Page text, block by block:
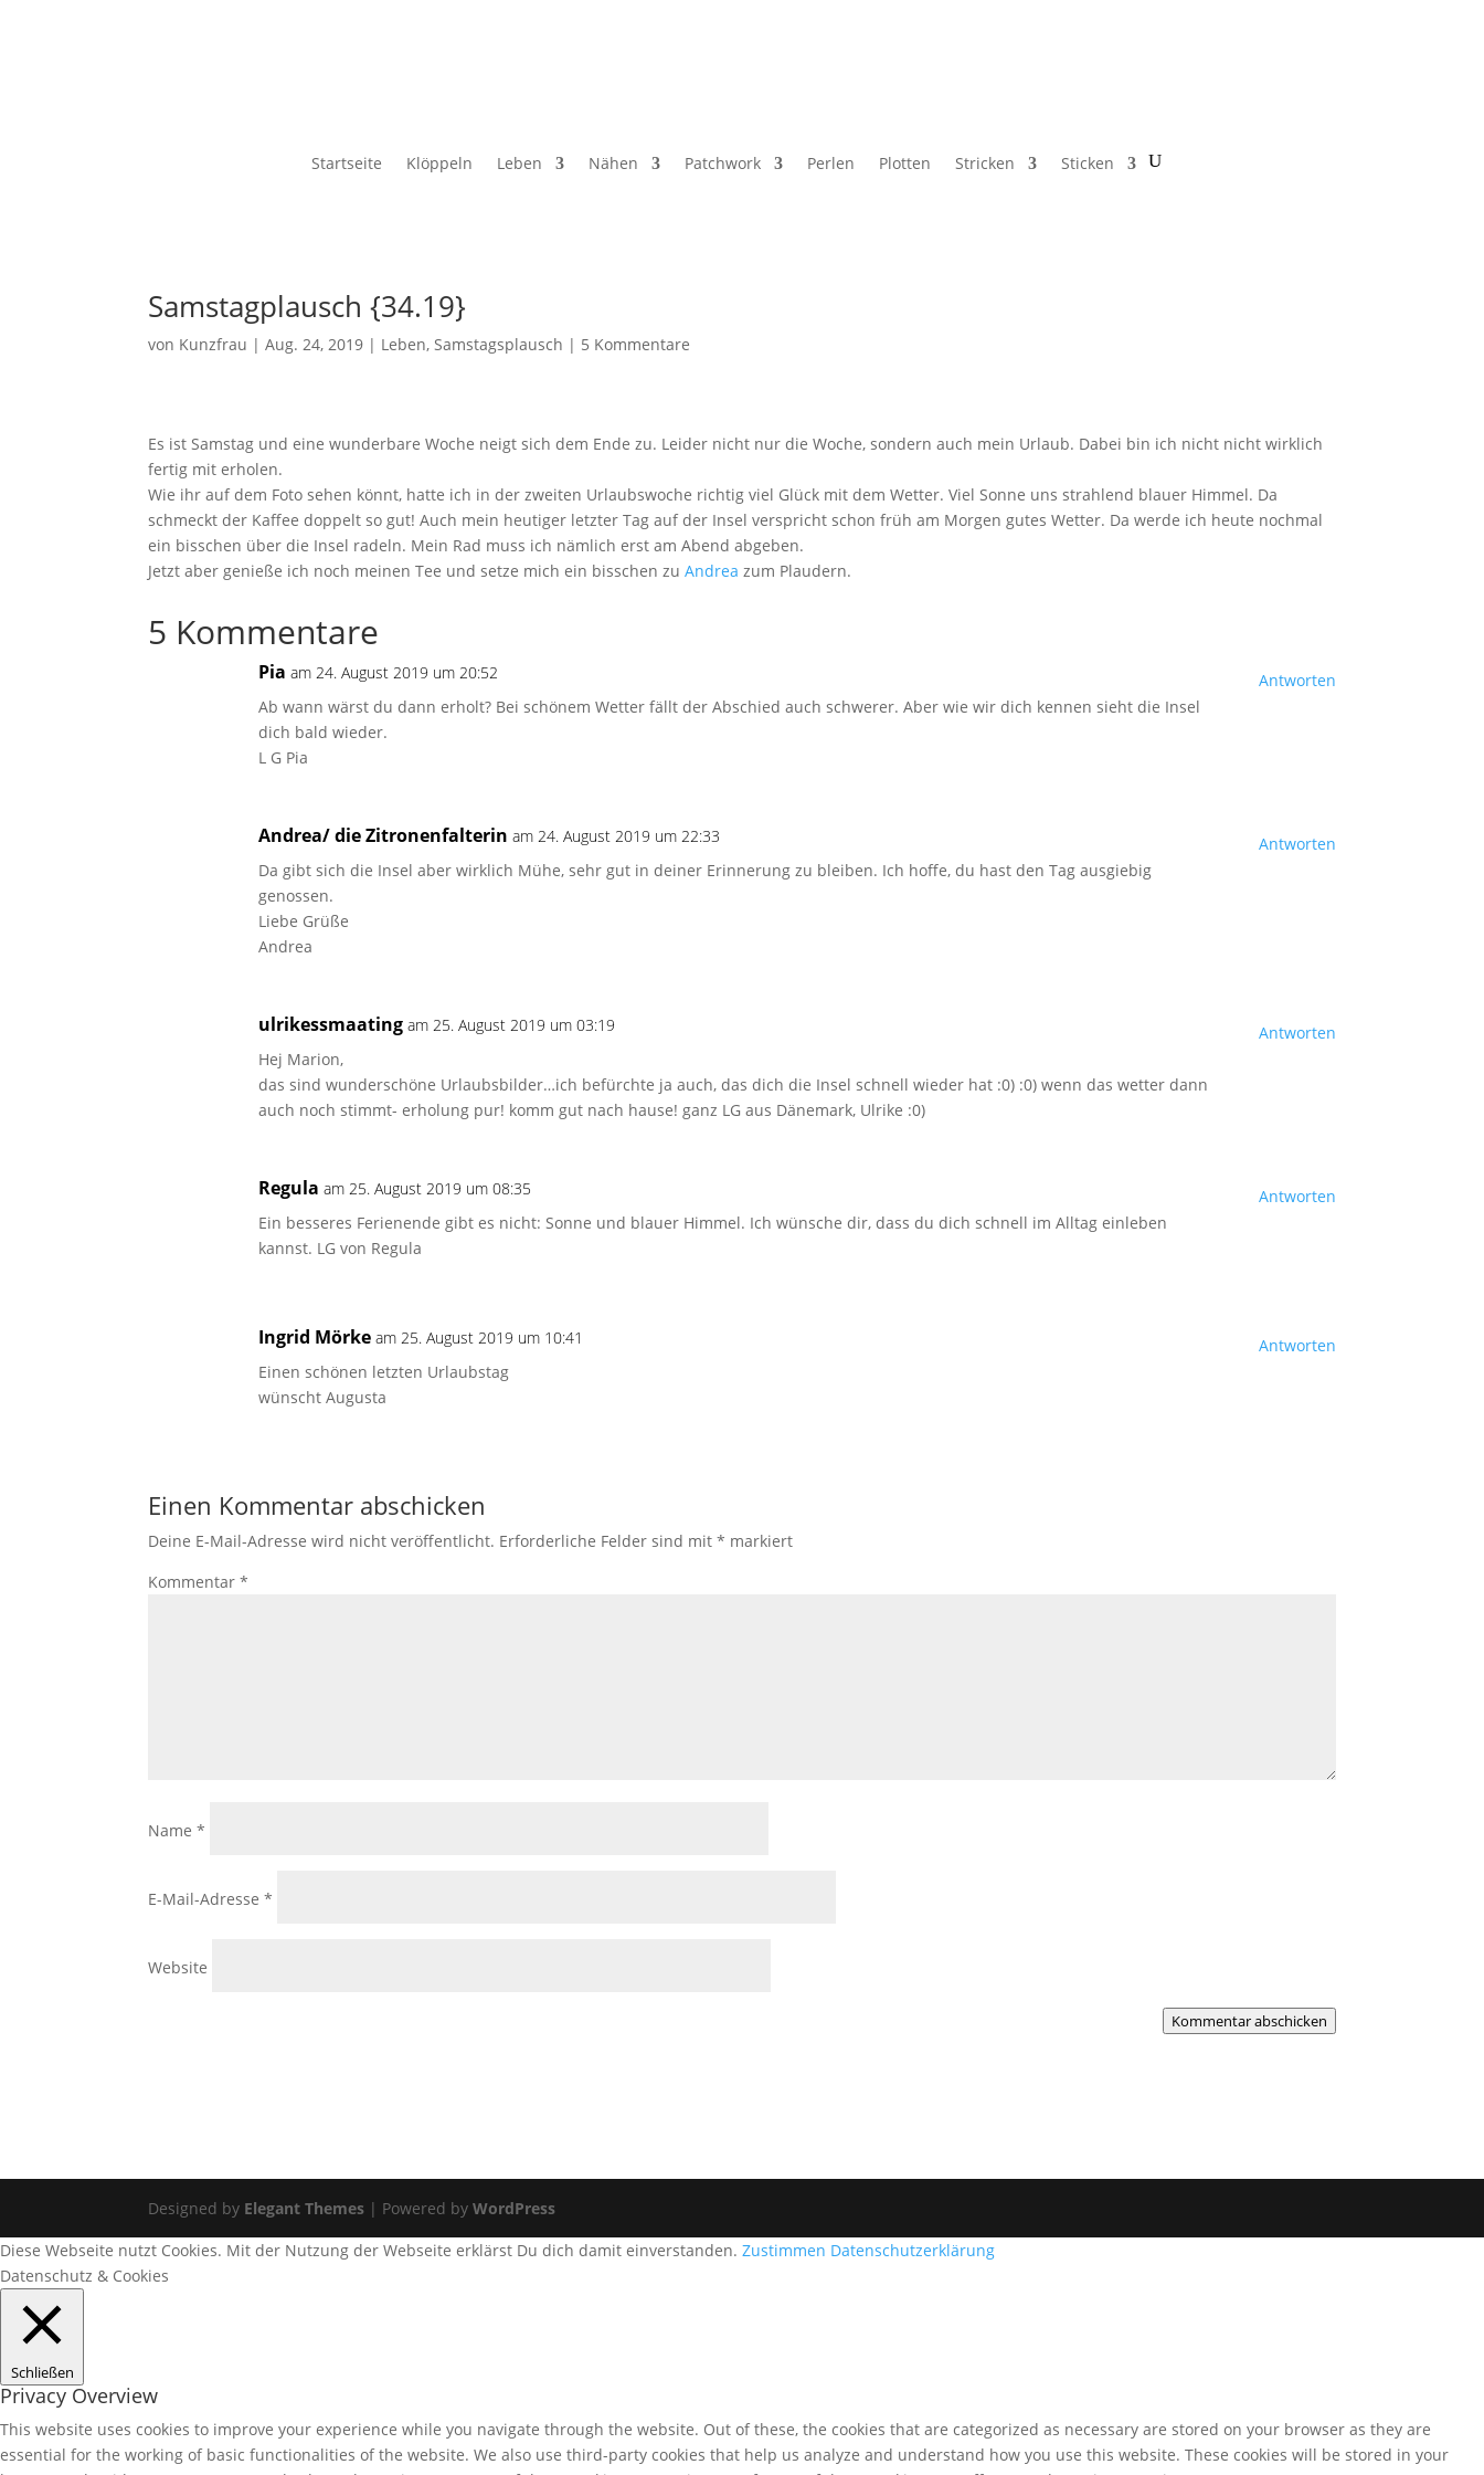
Startseite Klöppeln Leben Nähen Patchwork Perlen Plotten Stricken Sticken
Samstagplausch {34.19}
von Kunzfrau |Aug. 24, 2019 | Leben,Samstagsplausch | 5 Kommentare
Es ist Samstag und eine wunderbare Woche neigt sich dem Ende zu. Leider nicht nur die Woche, sondern auch mein Urlaub. Dabei bin ich nicht nicht wirklich
fertig mit erholen.
Wie ihr auf dem Foto sehen könnt, hatte ich in der zweiten Urlaubswoche richtig viel Glück mit dem Wetter. Viel Sonne uns strahlend blauer Himmel. Da
schmeckt der Kaffee doppelt so gut! Auch mein heutiger letzter Tag auf der Insel verspricht schon früh am Morgen gutes Wetter. Da werde ich heute nochmal
ein bisschen über die Insel radeln. Mein Rad muss ich nämlich erst am Abend abgeben.
Jetzt aber genieße ich noch meinen Tee und setze mich ein bisschen zuAndrea zum Plaudern.
5 Kommentare
Pia am 24. August 2019 um 20:52
Ab wann wärst du dann erholt? Bei schönem Wetter fällt der Abschied auch schwerer. Aber wie wir dich kennen sieht die Insel
dich bald wieder.
L G Pia
Antworten
Andrea/ die Zitronenfalterin am 24. August 2019 um 22:33
Da gibt sich die Insel aber wirklich Mühe, sehr gut in deiner Erinnerung zu bleiben. Ich hoffe, du hast den Tag ausgiebig
genossen.
Liebe Grüße
Andrea
Antworten
ulrikessmaating am 25. August 2019 um 03:19
Hej Marion,
das sind wunderschöne Urlaubsbilder…ich befürchte ja auch, das dich die Insel schnell wieder hat :0) :0) wenn das wetter dann
auch noch stimmt- erholung pur! komm gut nach hause! ganz LG aus Dänemark, Ulrike :0)
Antworten
Regula am 25. August 2019 um 08:35
Ein besseres Ferienende gibt es nicht: Sonne und blauer Himmel. Ich wünsche dir, dass du dich schnell im Alltag einleben
kannst. LG von Regula
Antworten
Ingrid Mörke am 25. August 2019 um 10:41
Einen schönen letzten Urlaubstag
wünscht Augusta
Antworten
Einen Kommentar abschicken
Deine E-Mail-Adresse wird nicht veröffentlicht. Erforderliche Felder sind mit* markiert
Kommentar*
Name*
E-Mail-Adresse*
Website
Kommentar abschicken
Designed by Elegant Themes | Powered byWordPress
Diese Webseite nutzt Cookies. Mit der Nutzung der Webseite erklärst Du dich damit einverstanden. Zustimmen Datenschutzerklärung
Datenschutz & Cookies
Schließen
Privacy Overview
This website uses cookies to improve your experience while you navigate through the website. Out of these, the cookies that are categorized as necessary are stored on your browser as they are
essential for the working of basic functionalities of the website. We also use third-party cookies that help us analyze and understand how you use this website. These cookies will be stored in your